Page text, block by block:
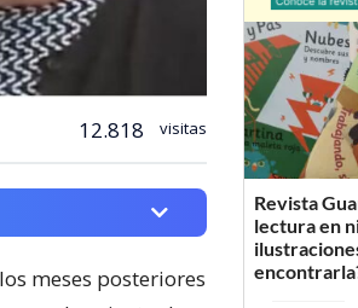
12.818 visitas
meses posteriores
Revista
lectura en